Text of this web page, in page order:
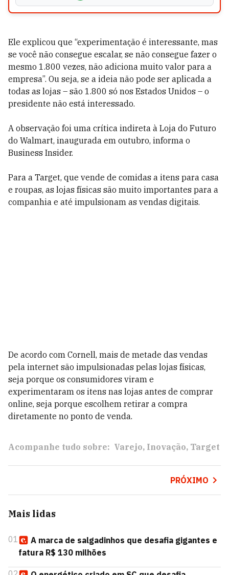
Ele explicou que “experimentação é interessante, mas
se você não consegue escalar, se não consegue fazer o
mesmo 1.800 vezes, não adiciona muito valor para a
empresa”. Ou seja, se a ideia não pode ser aplicada a
todas as lojas – são 1.800 só nos Estados Unidos – o
presidente não está interessado.
A observação foi uma crítica indireta à Loja do Futuro
do Walmart, inaugurada em outubro, informa o
Business Insider.
Para a Target, que vende de comidas a itens para casa
e roupas, as lojas físicas são muito importantes para a
companhia e até impulsionam as vendas digitais.
De acordo com Cornell, mais de metade das vendas
pela internet são impulsionadas pelas lojas físicas,
seja porque os consumidores viram e
experimentaram os itens nas lojas antes de comprar
online, seja porque escolhem retirar a compra
diretamente no ponto de venda.
Acompanhe tudo sobre: Varejo Inovação Target
PRÓXIMO
Mais lidas
01
A marca de salgadinhos que desafia gigantes e
fatura R$ 130 milhões